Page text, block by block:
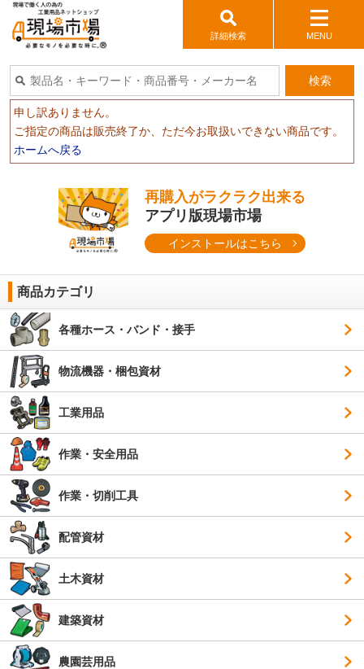
詳細検索 MENU
検索
申し訳ありません。
ご指定の商品は販売終了か、ただ今お取扱いできない商品です。
ホームへ戻る
再購入がラクラク出来る
アプリ版現場市場
インストールはこちら
商品カテゴリ
各種ホース・バンド・接手
物流機器・梱包資材
工業用品
作業・安全用品
作業・切削工具
配管資材
土木資材
建築資材
農園芸用品